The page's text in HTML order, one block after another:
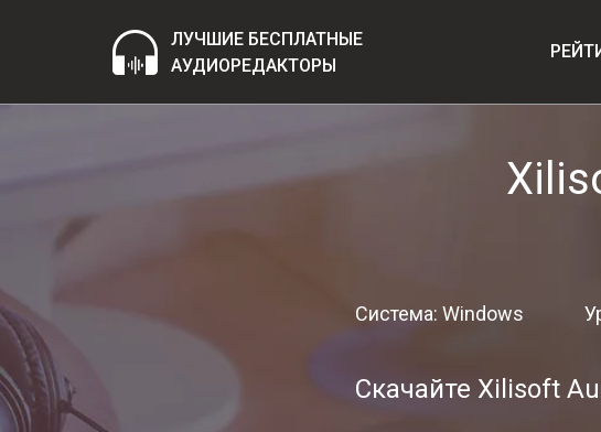
ЛУЧШИЕ БЕСПЛАТНЫЕ
АУДИОРЕДАКТОРЫ
Система: Windows
Скачайте Xilisoft